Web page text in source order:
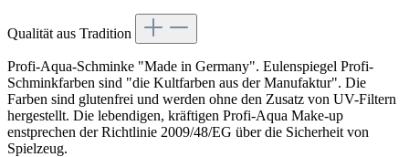
Qualität aus Tradition
Profi-Aqua-Schminke "Made in Germany". Eulenspiegel Profi-
Schminkfarben sind "die Kultfarben aus der Manufaktur". Die
Farben sind glutenfrei und werden ohne den Zusatz von UV-Filtern
hergestellt. Die lebendigen, kräftigen Profi-Aqua Make-up
enstprechen der Richtlinie 2009/48/EG über die Sicherheit von
Spielzeug.